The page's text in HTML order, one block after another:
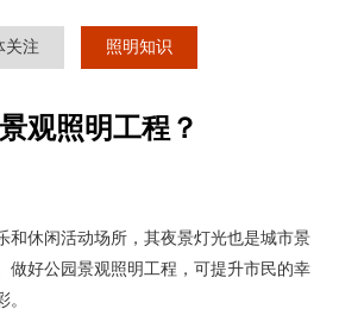
关注 照明知识
观照明工程？
和休闲活动场所，其夜景灯光也是城市景
做好公园景观照明工程，可提升市民的幸